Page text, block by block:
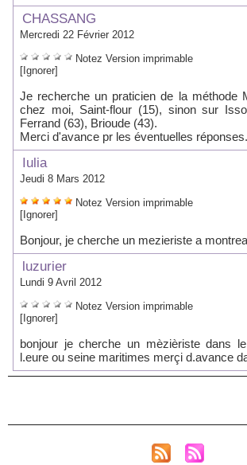
CHASSANG
Mercredi 22 Février 2012
Notez Version imprimable
[Ignorer]
Je recherche un praticien de la méthode
chez moi, Saint-flour (15), sinon sur
Ferrand (63), Brioude (43).
Merci d'avance pr les éventuelles réponses.
Iulia
Jeudi 8 Mars 2012
Notez Version imprimable
[Ignorer]
Bonjour, je cherche un mezieriste a
luzurier
Lundi 9 Avril 2012
Notez Version imprimable
[Ignorer]
bonjour je cherche un mèzièriste dans
l.eure ou seine maritimes merçi d.avance